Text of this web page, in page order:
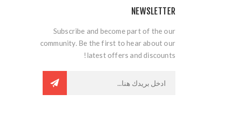
NEWSLETTER
Subscribe and become part of the our
community. Be the first to hear about our
latest offers and discounts!